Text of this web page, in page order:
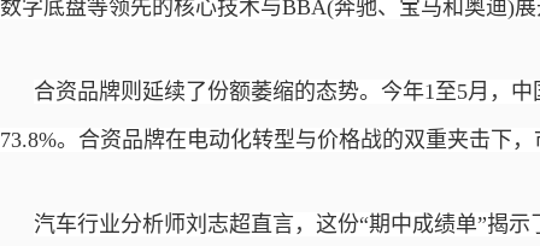
数字底盘等领先的核心技术与BBA(奔驰、宝马和奥迪)
合资品牌则延续了份额萎缩的态势。今年1至5月，
73.8%。合资品牌在电动化转型与价格战的双重夹击下
汽车行业分析师刘志超直言，这份“期中成绩单”揭